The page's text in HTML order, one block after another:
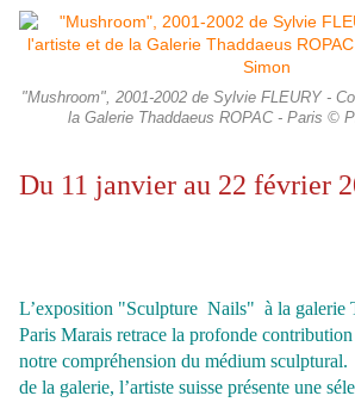
"Mushroom", 2001-2002 de Sylvie FLEURY -
la Galerie Thaddaeus ROPAC - Paris ©
Du 11 janvier au 22 février
L’exposition "Sculpture Nails" à la galerie
Paris Marais retrace la profonde
notre compréhension du médium sculptural.
de la galerie, l’artiste suisse présente une